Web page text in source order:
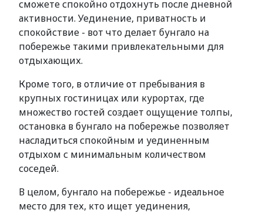
сможете спокойно отдохнуть после дневной
активности. Уединение, приватность и
спокойствие - вот что делает бунгало на
побережье такими привлекательными для
отдыхающих.
Кроме того, в отличие от пребывания в
крупных гостиницах или курортах, где
множество гостей создает ощущение толпы,
остановка в бунгало на побережье позволяет
насладиться спокойным и уединенным
отдыхом с минимальным количеством
соседей.
В целом, бунгало на побережье - идеальное
место для тех, кто ищет уединения,